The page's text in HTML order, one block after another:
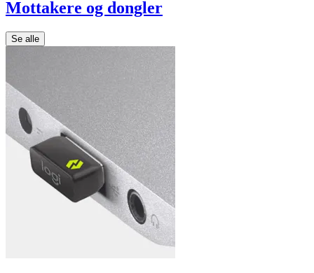
Mottakere og dongler
Se alle